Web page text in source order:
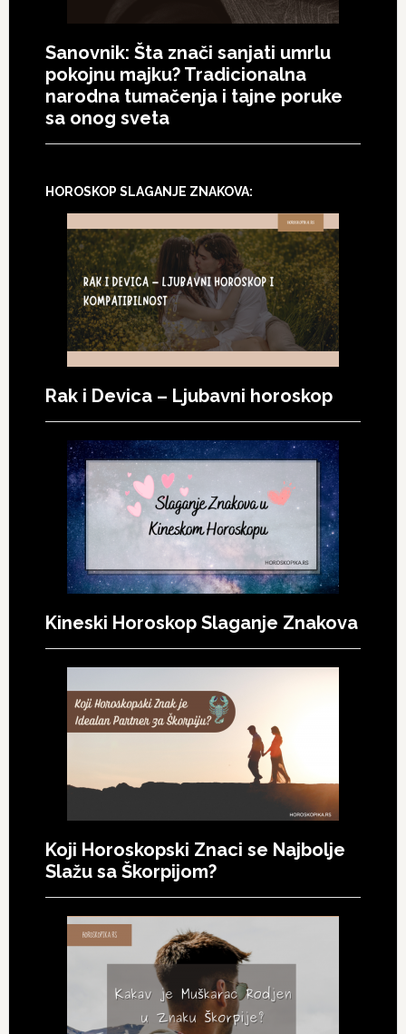
Sanovnik: Šta znači sanjati umrlu
pokojnu majku? Tradicionalna
narodna tumačenja i tajne poruke
sa onog sveta
HOROSKOP SLAGANJE ZNAKOVA:
Rak i Devica – Ljubavni horoskop
Kineski Horoskop Slaganje Znakova
Koji Horoskopski Znaci se Najbolje
Slažu sa Škorpijom?